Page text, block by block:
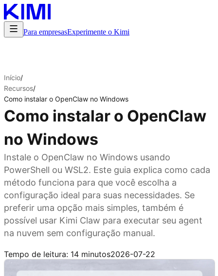
Para empresasExperimente o Kimi
Início/
Recursos/
Como instalar o OpenClaw no Windows
Como instalar o OpenClaw
no Windows
Instale o OpenClaw no Windows usando
PowerShell ou WSL2. Este guia explica como cada
método funciona para que você escolha a
configuração ideal para suas necessidades. Se
preferir uma opção mais simples, também é
possível usar Kimi Claw para executar seu agent
na nuvem sem configuração manual.
Tempo de leitura: 14 minutos2026-07-22